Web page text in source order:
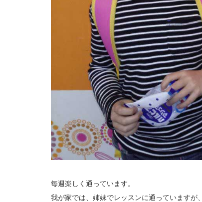
毎週楽しく通っています。
我が家では、姉妹でレッスンに通っていますが